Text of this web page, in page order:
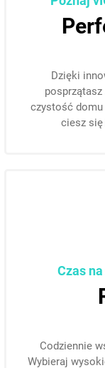
Dzięki
posprzątasz
czystość domu
ciesz się
Czas
Codziennie
Wybieraj